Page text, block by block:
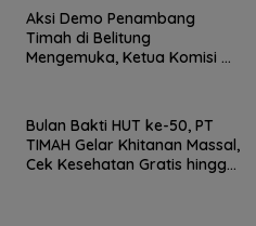
Aksi Demo Penambang
Timah di Belitung
Mengemuka, Ketua Komisi XII
Bulan Bakti HUT ke-50, PT
TIMAH Gelar Khitanan Massal,
Cek Kesehatan Gratis hingga